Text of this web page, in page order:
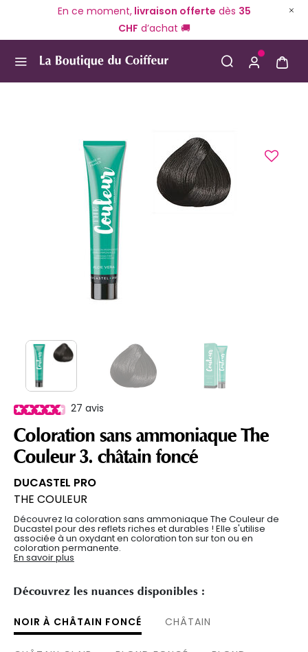
En ce moment,livraison offerte dès 35
CHF d’achat 🚚
27 avis
Coloration sans ammoniaque The
Couleur 3. châtain foncé
DUCASTEL PRO
THE COULEUR
Découvrez la coloration sans ammoniaque The Couleur de
Ducastel pour des reflets riches et durables ! Elle s'utilise
associée à un oxydant en coloration ton sur ton ou en
coloration permanente.
En savoir plus
Découvrez les nuances disponibles :
NOIR À CHÂTAIN FONCÉ CHÂTAIN